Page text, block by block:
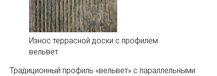
Износ террасной доски с профилем
вельвет
Традиционный профиль «вельвет» с параллельными